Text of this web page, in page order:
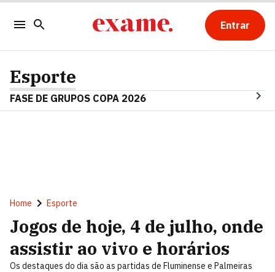
Entrar
Esporte
FASE DE GRUPOS COPA 2026
Home Esporte
Jogos de hoje, 4 de julho, onde
assistir ao vivo e horários
Os destaques do dia são as partidas de Fluminense e Palmeiras